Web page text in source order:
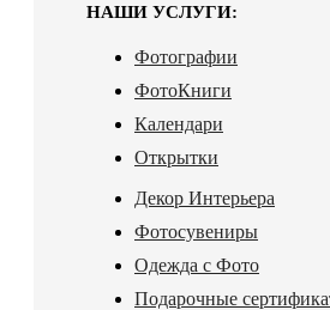
НАШИ УСЛУГИ:
Фотографии
ФотоКниги
Календари
Открытки
Декор Интерьера
Фотосувениры
Одежда с Фото
Подарочные